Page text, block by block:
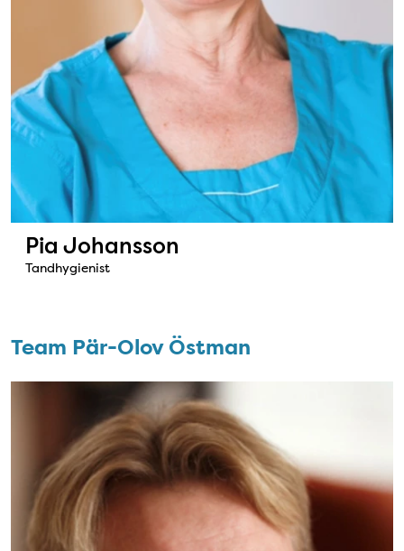
Pia Johansson
Tandhygienist
Team Pär-Olov Östman
Team Pär-Olov Östman
Bild: Pär-Olov Östman